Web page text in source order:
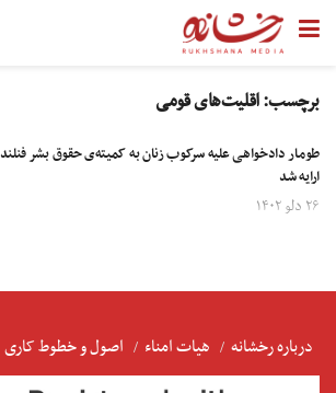
برچسب:اقلیت‌های قومی
طومار دادخواهی علیه سرکوب زنان به کمیته‌ی حقوق بشر فنلند
ارایه شد
۲۶ دلو ۱۴۰۲
درباره رخشانه هیات امناء اصول و خطوط کاری